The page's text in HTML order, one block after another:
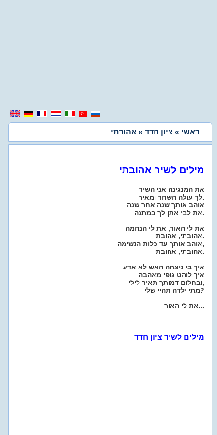
ראשי » ציון חדד » אהובתי
מילים לשיר אהובתי
את המנגינה אני השיר
לך עולה השחר ומאיר.
אוהב אותך שנה אחר שנה
את לבי אתן לך במתנה.
את לי האור, את לי הנחמה
אהובתי, אהובתי.
אוהב אותך עד כלות הנשימה,
אהובתי, אהובתי.
איך בי ניצתה האש לא אדע
איך לוהט גופי מאהבה
ובחלום דמותך תאיר לילי,
מתי ילדה תהיי שלי?
את לי האור...
מילים לשיר ציון חדד